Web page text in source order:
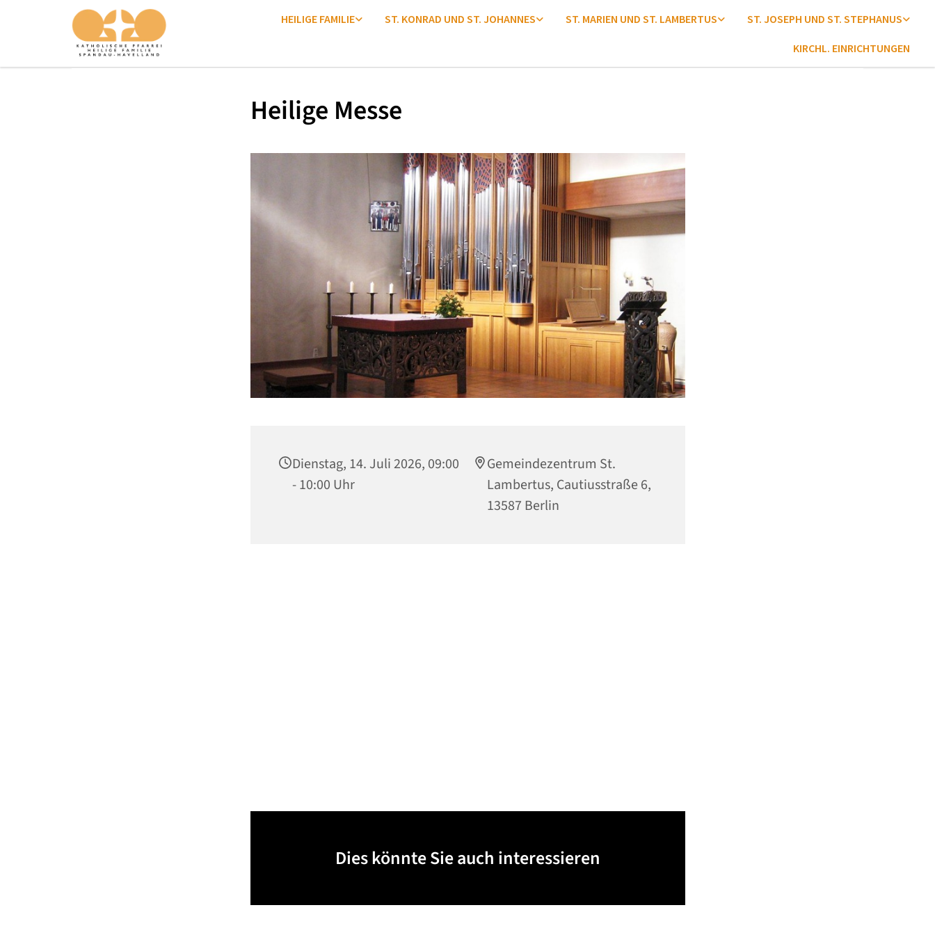
HEILIGE FAMILIE ST. KONRAD UND ST. JOHANNES ST. MARIEN UND ST. LAMBERTUS ST. JOSEPH UND ST. STEPHANUS
KIRCHL. EINRICHTUNGEN
Heilige Messe
Dienstag, 14. Juli 2026, 09:00
- 10:00 Uhr
Gemeindezentrum St.
Lambertus, Cautiusstraße 6,
13587 Berlin
Dies könnte Sie auch interessieren